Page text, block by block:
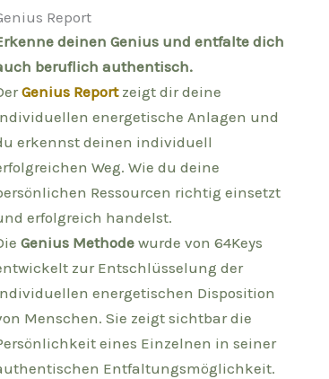
Report
deinen Genius und entfalte dich
beruflich authentisch.
Genius Reportzeigt dir deine
energetische Anlagen und
erkennst deinen individuell
Weg. Wie du deine
Ressourcen richtig einsetzt
erfolgreich handelst.
Genius Methode wurde von 64Keys
zur Entschlüsselung der
energetischen Disposition
Menschen. Sie zeigt sichtbar die
eines Einzelnen in seiner
Entfaltungsmöglichkeit.